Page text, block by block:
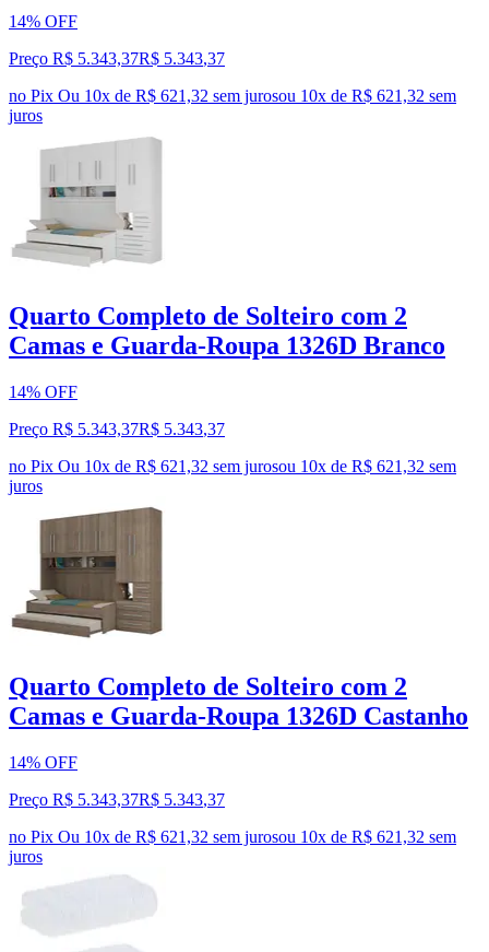
14% OFF
Preço R$ 5.343,37R$ 5.343,37
no Pix Ou 10x de R$ 621,32 sem jurosou 10x de R$ 621,32 sem
juros
Quarto Completo de Solteiro com 2
Camas e Guarda-Roupa 1326D Branco
14% OFF
Preço R$ 5.343,37R$ 5.343,37
no Pix Ou 10x de R$ 621,32 sem jurosou 10x de R$ 621,32 sem
juros
Quarto Completo de Solteiro com 2
Camas e Guarda-Roupa 1326D Castanho
14% OFF
Preço R$ 5.343,37R$ 5.343,37
no Pix Ou 10x de R$ 621,32 sem jurosou 10x de R$ 621,32 sem
juros